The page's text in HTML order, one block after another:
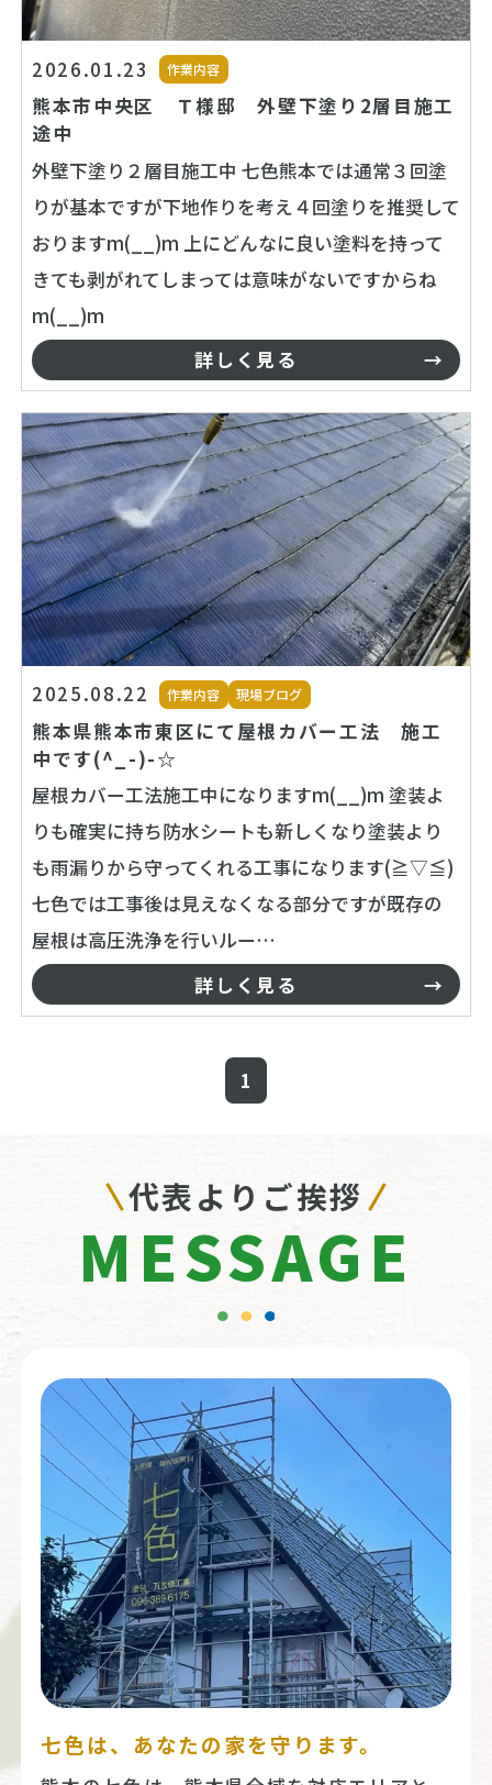
2026.01.23 作業内容
熊本市中央区 Ｔ様邸 外壁下塗り2層目施工
途中
外壁下塗り２層目施工中 七色熊本では通常３回塗
りが基本ですが下地作りを考え４回塗りを推奨して
おりますm(__)m 上にどんなに良い塗料を持って
きても剥がれてしまっては意味がないですからね
m(__)m
詳しく見る
2025.08.22 作業内容 現場ブログ
熊本県熊本市東区にて屋根カバー工法 施工
中です(^_-)-☆
屋根カバー工法施工中になりますm(__)m 塗装よ
りも確実に持ち防水シートも新しくなり塗装より
も雨漏りから守ってくれる工事になります(≧▽≦)
七色では工事後は見えなくなる部分ですが既存の
屋根は高圧洗浄を行いルー…
詳しく見る
1
代表よりご挨拶
MESSAGE
七色は、あなたの家を守ります。